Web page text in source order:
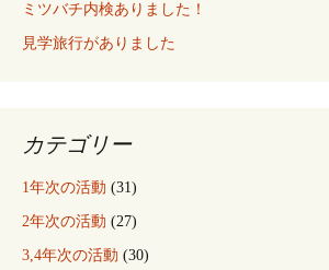
ミツバチ内検ありました！
見学旅行がありました
カテゴリー
1年次の活動 (31)
2年次の活動 (27)
3,4年次の活動 (30)